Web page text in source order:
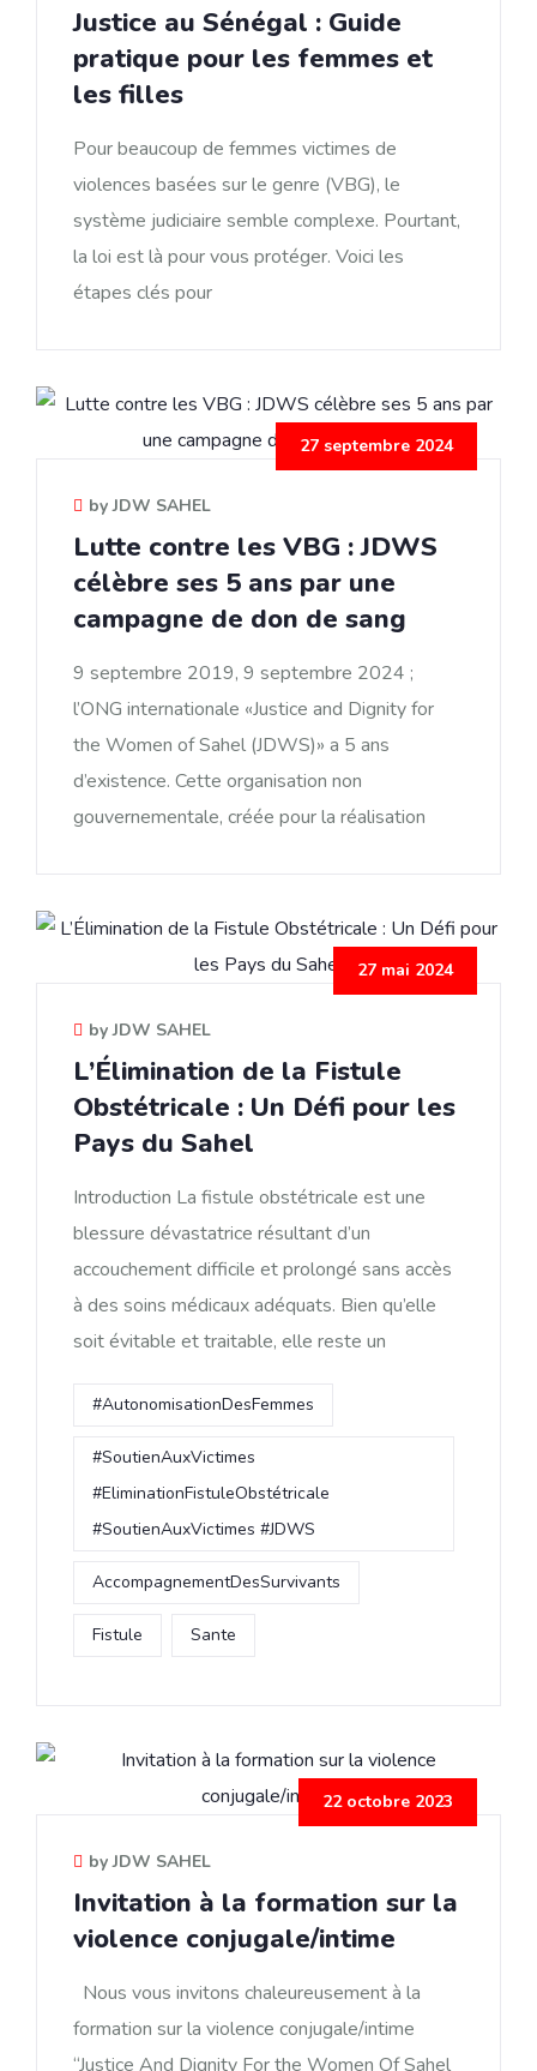
Justice au Sénégal : Guide
pratique pour les femmes et
les filles
Pour beaucoup de femmes victimes de
violences basées sur le genre (VBG), le
système judiciaire semble complexe. Pourtant,
la loi est là pour vous protéger. Voici les
étapes clés pour
27 septembre 2024
by JDW SAHEL
Lutte contre les VBG : JDWS
célèbre ses 5 ans par une
campagne de don de sang
9 septembre 2019, 9 septembre 2024 ;
l’ONG internationale «Justice and Dignity for
the Women of Sahel (JDWS)» a 5 ans
d’existence. Cette organisation non
gouvernementale, créée pour la réalisation
27 mai 2024
by JDW SAHEL
L’Élimination de la Fistule
Obstétricale : Un Défi pour les
Pays du Sahel
Introduction La fistule obstétricale est une
blessure dévastatrice résultant d’un
accouchement difficile et prolongé sans accès
à des soins médicaux adéquats. Bien qu’elle
soit évitable et traitable, elle reste un
#AutonomisationDesFemmes
#SoutienAuxVictimes
#EliminationFistuleObstétricale
#SoutienAuxVictimes #JDWS
AccompagnementDesSurvivants
Fistule Sante
22 octobre 2023
by JDW SAHEL
Invitation à la formation sur la
violence conjugale/intime
Nous vous invitons chaleureusement à la
formation sur la violence conjugale/intime
“Justice And Dignity For the Women Of Sahel